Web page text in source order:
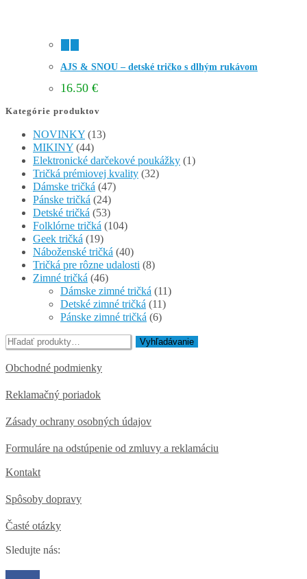
AJS & SNOU – detské tričko s dlhým rukávom
16.50 €
Kategórie produktov
NOVINKY (13)
MIKINY (44)
Elektronické darčekové poukážky (1)
Tričká prémiovej kvality (32)
Dámske tričká (47)
Pánske tričká (24)
Detské tričká (53)
Folklórne tričká (104)
Geek tričká (19)
Náboženské tričká (40)
Tričká pre rôzne udalosti (8)
Zimné tričká (46)
Dámske zimné tričká (11)
Detské zimné tričká (11)
Pánske zimné tričká (6)
Hľadať:
Vyhľadávanie
Obchodné podmienky
Reklamačný poriadok
Zásady ochrany osobných údajov
Formuláre na odstúpenie od zmluvy a reklamáciu
Kontakt
Spôsoby dopravy
Časté otázky
Sledujte nás: